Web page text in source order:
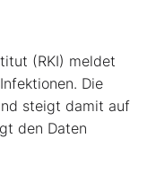
(RKI) meldet
Die
steigt damit auf
den Daten